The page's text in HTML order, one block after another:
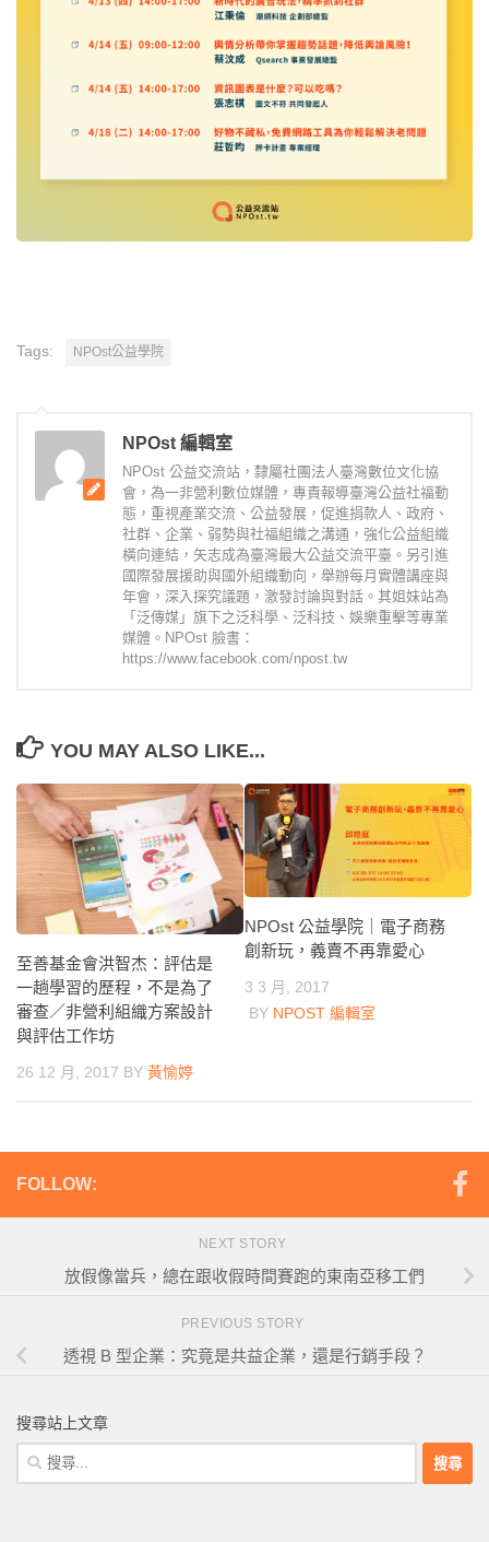
Tags: NPOst公益學院
NPOst 編輯室
NPOst 公益交流站，隸屬社團法人臺灣數位文化協
會，為一非營利數位媒體，專責報導臺灣公益社福動
態，重視產業交流、公益發展，促進捐款人、政府、
社群、企業、弱勢與社福組織之溝通，強化公益組織
橫向連結，矢志成為臺灣最大公益交流平臺。另引進
國際發展援助與國外組織動向，舉辦每月實體講座與
年會，深入探究議題，激發討論與對話。其姐妹站為
「泛傳媒」旗下之泛科學、泛科技、娛樂重擊等專業
媒體。NPOst 臉書：
https://www.facebook.com/npost.tw
YOU MAY ALSO LIKE...
至善基金會洪智杰：評估是
一趟學習的歷程，不是為了
審查／非營利組織方案設計
與評估工作坊
26 12 月, 2017 BY 黃愉婷
NPOst 公益學院｜電子商務
創新玩，義賣不再靠愛心
3 3 月, 2017
BY NPOST 編輯室
FOLLOW:
NEXT STORY
放假像當兵，總在跟收假時間賽跑的東南亞移工們
PREVIOUS STORY
透視 B 型企業：究竟是共益企業，還是行銷手段？
搜尋站上文章
搜
尋